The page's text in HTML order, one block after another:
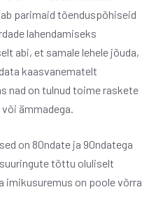
parimaid tõenduspõhiseid
lahendamiseks
abi, et samale lehele jõuda,
kaasvanematelt
nad on tulnud toime raskete
ämmadega.
on 80ndate ja 90ndatega
tõttu oluliselt
imikusuremus on poole võrra